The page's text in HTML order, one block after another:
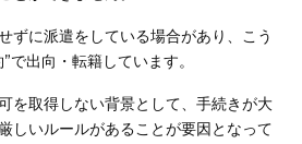
ずに派遣をしている場合があり、こう
で出向・転籍しています。
を取得しない背景として、手続きが大
しいルールがあることが要因となって